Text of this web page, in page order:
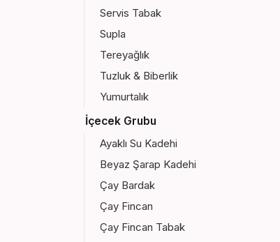
Servis Tabak
Supla
Tereyağlık
Tuzluk & Biberlik
Yumurtalık
İçecek Grubu
Ayaklı Su Kadehi
Beyaz Şarap Kadehi
Çay Bardak
Çay Fincan
Çay Fincan Tabak